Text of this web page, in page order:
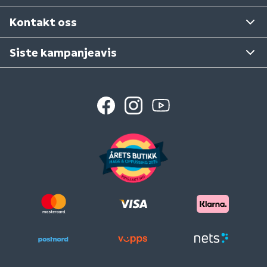
Kontakt oss
Se våre varehus
Siste kampanjeavis